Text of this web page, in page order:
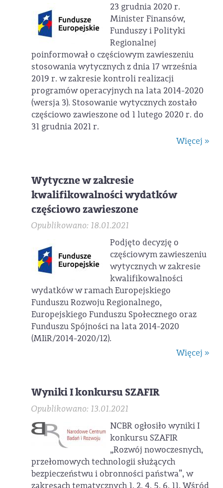
23 grudnia 2020 r.
Minister Finansów,
Funduszy i Polityki
Regionalnej
poinformował o częściowym zawieszeniu
stosowania wytycznych z dnia 17 września
2019 r. w zakresie kontroli realizacji
programów operacyjnych na lata 2014-2020
(wersja 3). Stosowanie wytycznych zostało
częściowo zawieszone od 1 lutego 2020 r. do
31 grudnia 2021 r.
Więcej »
Wytyczne w zakresie
kwalifikowalności wydatków
częściowo zawieszone
Opublikowano: 18.01.2021
Podjęto decyzję o
częściowym zawieszeniu
wytycznych w zakresie
kwalifikowalności
wydatków w ramach Europejskiego
Funduszu Rozwoju Regionalnego,
Europejskiego Funduszu Społecznego oraz
Funduszu Spójności na lata 2014-2020
(MIiR/2014-2020/12).
Więcej »
Wyniki I konkursu SZAFIR
Opublikowano: 13.01.2021
NCBR ogłosiło wyniki I
konkursu SZAFIR
„Rozwój nowoczesnych,
przełomowych technologii służących
bezpieczeństwu i obronności państwa”, w
zakresach tematycznych 1, 2, 4, 5, 6, 11. Wśród